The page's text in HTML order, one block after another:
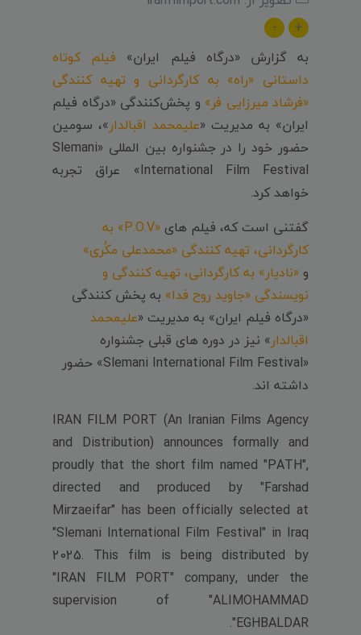
+
-
به گزارش «درگاه فیلم ایران» فیلم کوتاه
داستانی «راه» به کارگردانی و تهیه کنندگی
«فرشاد میرزایی فر» و پخش‌کنندگی «درگاه فیلم
ایران» به مدیریت «علیمحمد اقبالدار»، سومین
حضور خود را در جشنواره بین المللی «Slemani
International Film Festival» عراق تجربه
خواهد کرد.
گفتنی است که، فیلم های
«P.O.V» به
کارگردانی، تهیه کنندگی «محمدعلی مکُری»
و «نادیار» به کارگردانی، تهیه کنندگی و
نویسندگی «جاوید روح فدا» به پخش کنندگی
«درگاه فیلم ایران» به مدیریت «علیمحمد
اقبالدار» نیز در دوره های قبلی جشنواره
«Slemani International Film Festival» حضور
داشته اند.
IRAN FILM PORT (An Iranian Films Agency
and Distribution) announces formally and
proudly that the short film named "PATH",
directed and produced by "Farshad
Mirzaeifar" has been officially selected at
"Slemani International Film Festival" in Iraq
2025. This film is being distributed by
"IRAN FILM PORT" company, under the
supervision of "ALIMOHAMMAD
EGHBALDAR".